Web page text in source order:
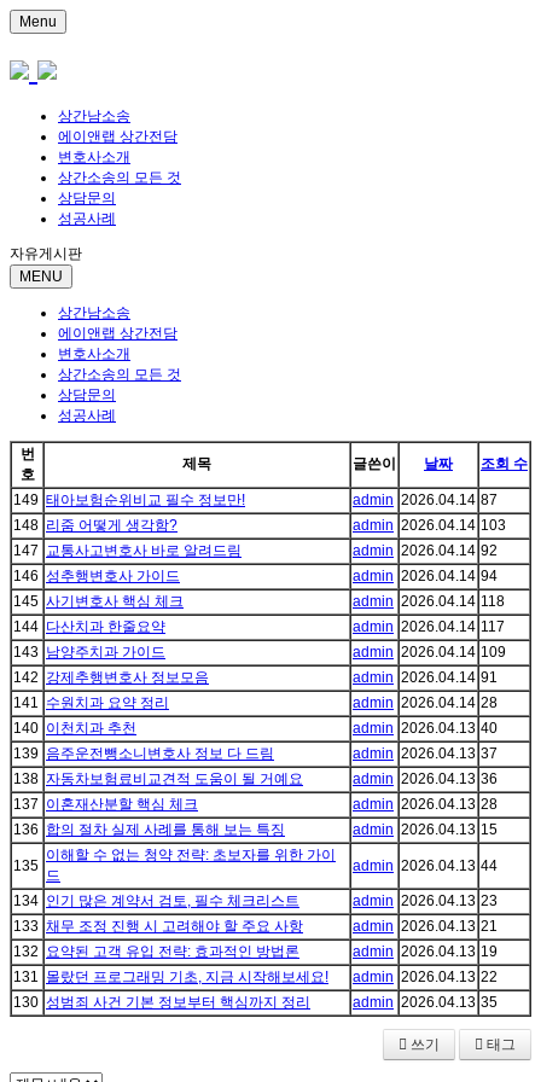
Menu
상간남소송
에이앤랩 상간전담
변호사소개
상간소송의 모든 것
상담문의
성공사례
자유게시판
MENU
상간남소송
에이앤랩 상간전담
변호사소개
상간소송의 모든 것
상담문의
성공사례
번
호
제목 글쓴이 날짜 조회 수
149 태아보험순위비교 필수 정보만! admin 2026.04.14 87
148 리줌 어떻게 생각함? admin 2026.04.14 103
147 교통사고변호사 바로 알려드림 admin 2026.04.14 92
146 성추행변호사 가이드 admin 2026.04.14 94
145 사기변호사 핵심 체크 admin 2026.04.14 118
144 다산치과 한줄요약 admin 2026.04.14 117
143 남양주치과 가이드 admin 2026.04.14 109
142 강제추행변호사 정보모음 admin 2026.04.14 91
141 수원치과 요약 정리 admin 2026.04.14 28
140 이천치과 추천 admin 2026.04.13 40
139 음주운전뺑소니변호사 정보 다 드림 admin 2026.04.13 37
138 자동차보험료비교견적 도움이 될 거예요 admin 2026.04.13 36
137 이혼재산분할 핵심 체크 admin 2026.04.13 28
136 합의 절차 실제 사례를 통해 보는 특징 admin 2026.04.13 15
135
이해할 수 없는 청약 전략: 초보자를 위한 가이
드
admin 2026.04.13 44
134 인기 많은 계약서 검토, 필수 체크리스트 admin 2026.04.13 23
133 채무 조정 진행 시 고려해야 할 주요 사항 admin 2026.04.13 21
132 요약된 고객 유입 전략: 효과적인 방법론 admin 2026.04.13 19
131 몰랐던 프로그래밍 기초, 지금 시작해보세요! admin 2026.04.13 22
130 성범죄 사건 기본 정보부터 핵심까지 정리 admin 2026.04.13 35
쓰기 태그